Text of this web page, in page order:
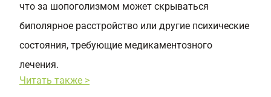
что за шопоголизмом может скрываться
биполярное расстройство или другие психические
состояния, требующие медикаментозного
лечения.
Читать также >